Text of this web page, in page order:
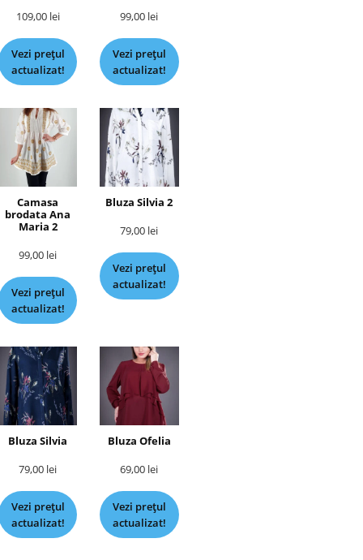
109,00 lei
Vezi prețul
actualizat!
99,00 lei
Vezi prețul
actualizat!
Camasa
brodata Ana
Maria 2
99,00 lei
Vezi prețul
actualizat!
Bluza Silvia 2
79,00 lei
Vezi prețul
actualizat!
Bluza Silvia
79,00 lei
Vezi prețul
actualizat!
Bluza Ofelia
69,00 lei
Vezi prețul
actualizat!